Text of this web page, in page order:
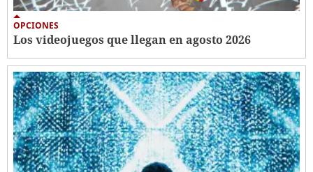
OPCIONES
Los videojuegos que llegan en agosto 2026